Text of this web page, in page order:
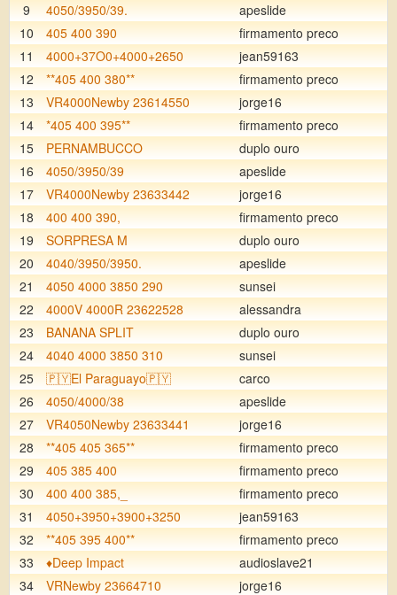
9
4050/3950/39.
apeslide
10
405 400 390
firmamento preco
11
4000+37O0+4000+2650
jean59163
12
**405 400 380**
firmamento preco
13
VR4000Newby 23614550
jorge16
14
*405 400 395**
firmamento preco
15
PERNAMBUCCO
duplo ouro
16
4050/3950/39
apeslide
17
VR4000Newby 23633442
jorge16
18
400 400 390,
firmamento preco
19
SORPRESA M
duplo ouro
20
4040/3950/3950.
apeslide
21
4050 4000 3850 290
sunsei
22
4000V 4000R 23622528
alessandra
23
BANANA SPLIT
duplo ouro
24
4040 4000 3850 310
sunsei
25
🇵🇾El Paraguayo🇵🇾
carco
26
4050/4000/38
apeslide
27
VR4050Newby 23633441
jorge16
28
**405 405 365**
firmamento preco
29
405 385 400
firmamento preco
30
400 400 385,_
firmamento preco
31
4050+3950+3900+3250
jean59163
32
**405 395 400**
firmamento preco
33
♦️Deep Impact
audioslave21
34
VRNewby 23664710
jorge16